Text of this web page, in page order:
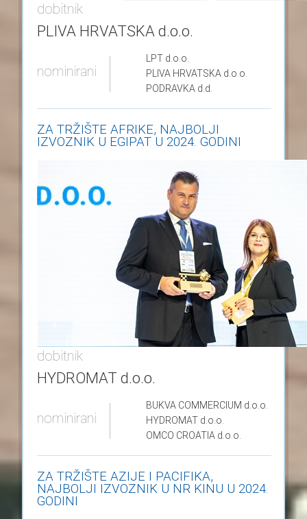
dobitnik
PLIVA HRVATSKA d.o.o.
nominirani
LPT d.o.o.
PLIVA HRVATSKA d.o.o.
PODRAVKA d.d.
ZA TRŽIŠTE AFRIKE, NAJBOLJI
IZVOZNIK U EGIPAT U 2024. GODINI
dobitnik
HYDROMAT d.o.o.
nominirani
BUKVA COMMERCIUM d.o.o.
HYDROMAT d.o.o.
OMCO CROATIA d.o.o.
ZA TRŽIŠTE AZIJE I PACIFIKA,
NAJBOLJI IZVOZNIK U NR KINU U 2024.
GODINI